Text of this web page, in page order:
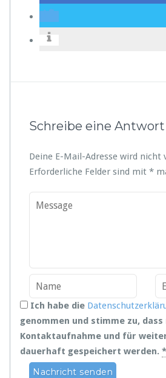
Schreibe eine Antwort
Deine E-Mail-Adresse wird
Erforderliche Felder sind mit *
Ich habe die
genommen und stimme zu,
Kontaktaufnahme und für
dauerhaft gespeichert werden. *